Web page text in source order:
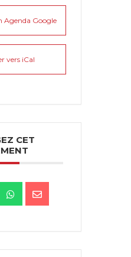
Agenda Google
vers iCal
CET